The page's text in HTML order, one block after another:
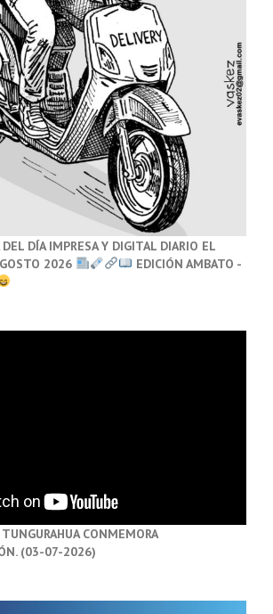
DEL DÍA IMPRESA Y DIGITAL DIARIO EL
2026
EDICIÓN AMBATO -
TUNGURAHUA CONMEMORA
(03-07-2026)